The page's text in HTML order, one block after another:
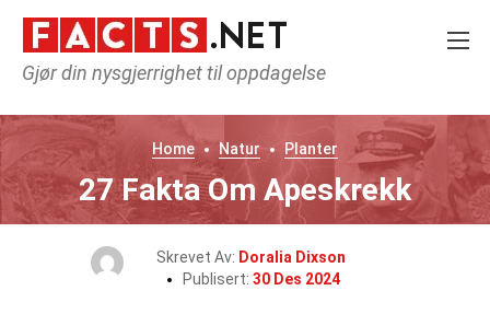
Gjør din nysgjerrighet til oppdagelse
Home Natur Planter
27 Fakta Om Apeskrekk
Skrevet Av: Doralia Dixson
Publisert: 30 Des 2024